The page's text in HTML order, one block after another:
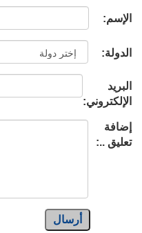
الإسم:
الدولة:
البريد
الإلكتروني:
إضافة
تعليق ..:
أرسال